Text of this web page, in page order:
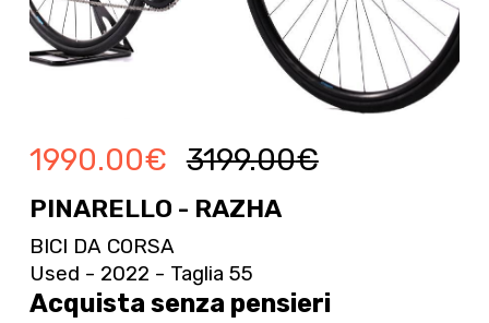
1990.00€ 3199.00€
PINARELLO - RAZHA
BICI DA CORSA
Used - 2022 - Taglia 55
Acquista senza pensieri